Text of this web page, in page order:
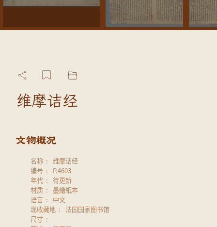
维摩诘经
名称
维摩诘经
编号
P.4603
年代
待更新
材质
墨繪紙本
语言
中文
现收藏地
法国国家图书馆
尺寸